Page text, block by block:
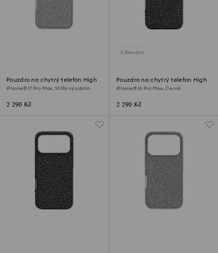
Pouzdro na chytrý telefon High
iPhone® 17 Pro Max, Stříbrný odstín
2 290 Kč
3 Barvách
Pouzdro na chytrý telefon High
iPhone® 16 Pro Max, Černá
2 290 Kč